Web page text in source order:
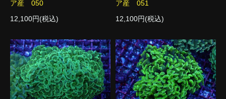
ア産 050
12,100円(税込)
ア産 051
12,100円(税込)